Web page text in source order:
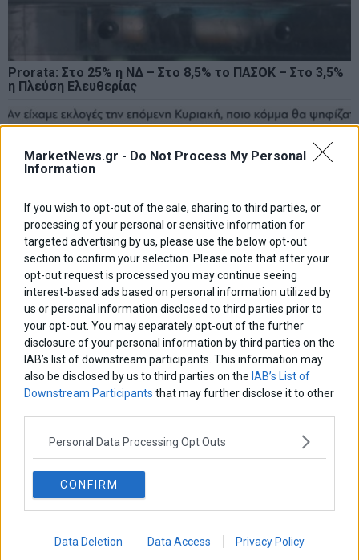
MarketNews.gr - Do Not Process My Personal
Information
If you wish to opt-out of the sale, sharing to third parties, or
processing of your personal or sensitive information for
targeted advertising by us, please use the below opt-out
section to confirm your selection. Please note that after your
opt-out request is processed you may continue seeing
interest-based ads based on personal information utilized by
us or personal information disclosed to third parties prior to
your opt-out. You may separately opt-out of the further
disclosure of your personal information by third parties on the
IAB’s list of downstream participants. This information may
also be disclosed by us to third parties on the IAB’s List of
Downstream Participants that may further disclose it to other
Personal Data Processing Opt Outs
CONFIRM
Data Deletion Data Access Privacy Policy
Prorata: Στο 25% η ΝΔ – Στο 8,5% το ΠΑΣΟΚ – Στο 3,5%
η Πλεύση Ελευθερίας
Real Polls: Στο 28,3% η ΝΔ – Κάτω από το 10% το
marketnews Team
ΑΦΗΣΕ ΕΝΑ ΣΧΟΛΙΟ